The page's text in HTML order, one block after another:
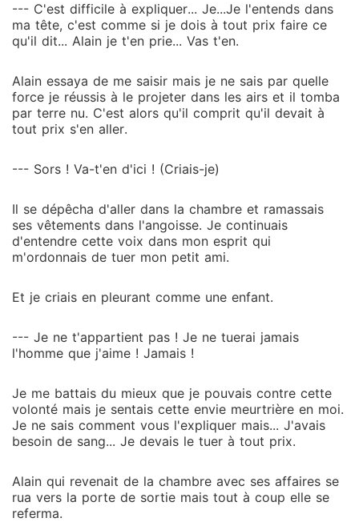
--- C'est difficile à expliquer... Je...Je l'entends dans
ma tête, c'est comme si je dois à tout prix faire ce
qu'il dit... Alain je t'en prie... Vas t'en.
Alain essaya de me saisir mais je ne sais par quelle
force je réussis à le projeter dans les airs et il tomba
par terre nu. C'est alors qu'il comprit qu'il devait à
tout prix s'en aller.
--- Sors ! Va-t'en d'ici ! (Criais-je)
Il se dépêcha d'aller dans la chambre et ramassais
ses vêtements dans l'angoisse. Je continuais
d'entendre cette voix dans mon esprit qui
m'ordonnais de tuer mon petit ami.
Et je criais en pleurant comme une enfant.
--- Je ne t'appartient pas ! Je ne tuerai jamais
l'homme que j'aime ! Jamais !
Je me battais du mieux que je pouvais contre cette
volonté mais je sentais cette envie meurtrière en moi.
Je ne sais comment vous l'expliquer mais... J'avais
besoin de sang... Je devais le tuer à tout prix.
Alain qui revenait de la chambre avec ses affaires se
rua vers la porte de sortie mais tout à coup elle se
referma.